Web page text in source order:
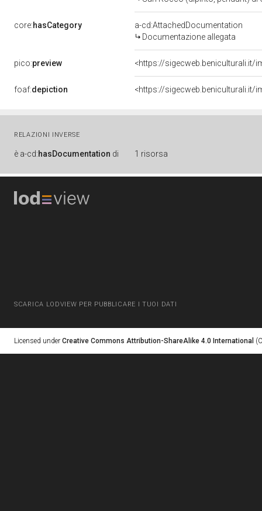
core:hasCategory
a-cd:AttachedDocumentation
Documentazione allegata
pico:preview <https://sigecweb.beniculturali.it/
foaf:depiction <https://sigecweb.beniculturali.it/
RELAZIONI INVERSE
è a-cd:hasDocumentation di 1 risorsa
SCARICA LODVIEW PER PUBBLICARE I TUOI DATI
Licensed under Creative Commons Attribution-ShareAlike 4.0 International